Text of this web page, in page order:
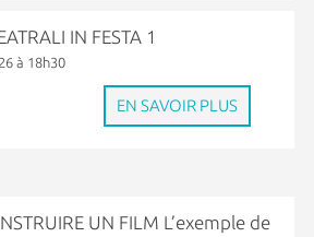
IN FESTA 1
à 18h30
EN SAVOIR PLUS
UN FILM L’exemple de